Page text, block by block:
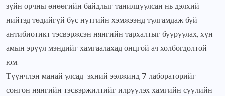
зүйн орчны өнөөгийн байдлыг танилцуулсан нь дэлхий
нийтэд төдийгүй бүс нутгийн хэмжээнд тулгамдаж буй
антибиотикт тэсвэржсэн нянгийн тархалтыг бууруулах, хүн
амын эрүүл мэндийг хамгаалахад онцгой ач холбогдолтой
юм.
Түүнчлэн манай улсад эхний ээлжинд 7 лабораторийг
сонгон нянгийн тэсвэржилтийг илрүүлэх хамгийн сүүлийн